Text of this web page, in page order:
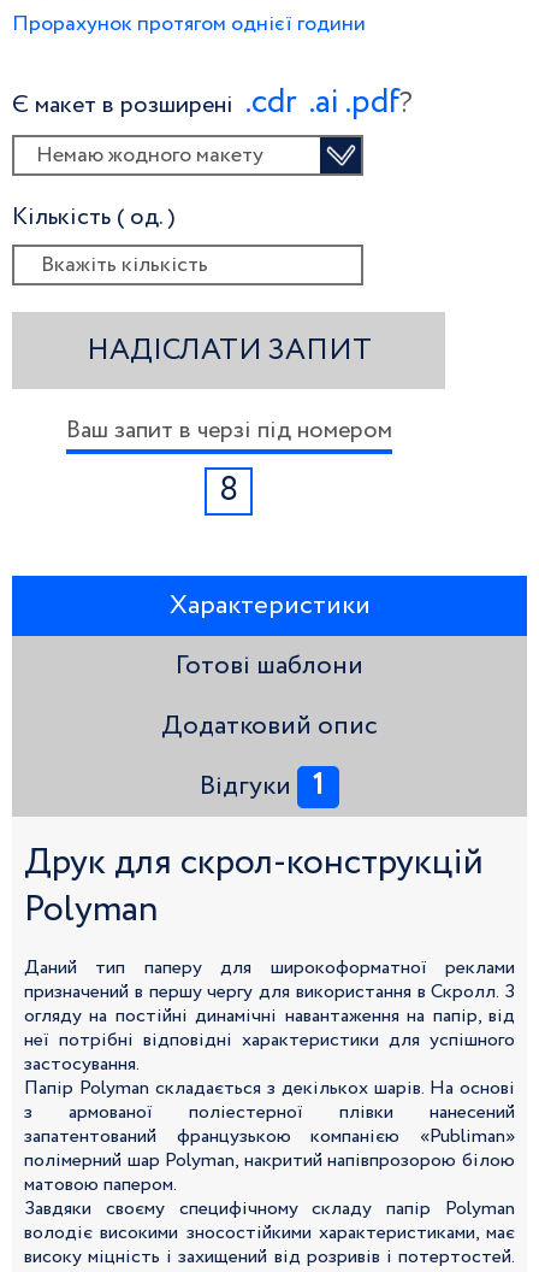
Прорахунок протягом однієї години
Є макет в розширені .сdr .ai .pdf?
Немаю жодного макету
Кількість ( од. )
НАДІСЛАТИ ЗАПИТ
Ваш запит в черзі під номером
8
Характеристики
Готові шаблони
Додатковий опис
Відгуки 1
Друк для скрол-конструкцій
Polyman
Даний тип паперу для широкоформатної реклами
призначений в першу чергу для використання в Скролл. З
огляду на постійні динамічні навантаження на папір, від
неї потрібні відповідні характеристики для успішного
застосування.
Папір Polyman складається з декількох шарів. На основі
з армованої поліестерної плівки нанесений
запатентований французькою компанією «Publiman»
полімерний шар Polyman, накритий напівпрозорою білою
матовою папером.
Завдяки своєму специфічному складу папір Polyman
володіє високими зносостійкими характеристиками, має
високу міцність і захищений від розривів і потертостей.